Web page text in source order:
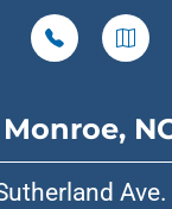
Monroe,